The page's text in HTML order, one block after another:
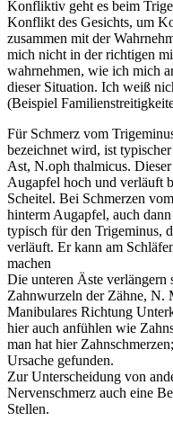
Konfliktiv geht es beim
Konflikt des Gesichts, um
zusammen mit der
mich nicht in der richtigen
wahrnehmen, wie ich mich
dieser Situation. Ich weiß
(Beispiel
Für Schmerz vom
bezeichnet wird, ist
Ast, N.oph thalmicus.
Augapfel hoch und verläuft
Scheitel. Bei Schmerzen
hinterm Augapfel, auch
typisch für den Trigeminus,
verläuft. Er kann am
machen
Die unteren Äste
Zahnwurzeln der Zähne, N.
Manibulares Richtung
hier auch anfühlen wie
man hat hier
Ursache gefunden.
Zur Unterscheidung von
Nervenschmerz auch eine
Stellen.